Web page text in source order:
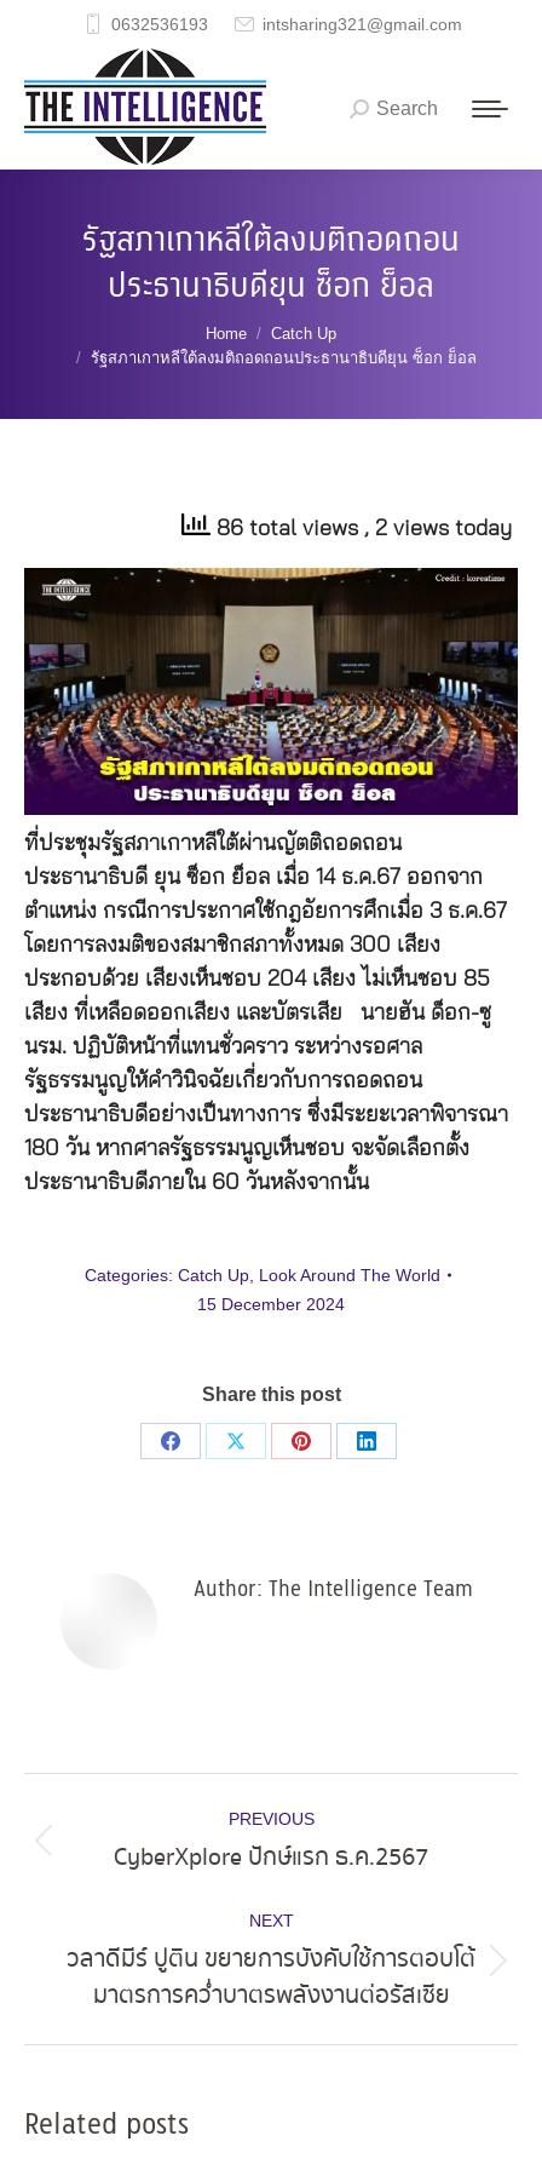
0632536193 intsharing321@gmail.com
Search:
Search
รัฐสภาเกาหลีใต้ลงมติถอดถอน
ประธานาธิบดียุน ซ็อก ย็อล
Home
Catch Up
รัฐสภาเกาหลีใต้ลงมติถอดถอนประธานาธิบดียุน ซ็อก ย็อล
86 total views , 2 views today
ที่ประชุมรัฐสภาเกาหลีใต้ผ่านญัตติถอดถอน
ประธานาธิบดี ยุน ซ็อก ย็อล เมื่อ 14 ธ.ค.67 ออกจาก
ตำแหน่ง กรณีการประกาศใช้กฎอัยการศึกเมื่อ 3 ธ.ค.67
โดยการลงมติของสมาชิกสภาทั้งหมด 300 เสียง
ประกอบด้วย เสียงเห็นชอบ 204 เสียง ไม่เห็นชอบ 85
เสียง ที่เหลือดออกเสียง และบัตรเสีย นายฮัน ด็อก-ซู
นรม. ปฏิบัติหน้าที่แทนชั่วคราว ระหว่างรอศาล
รัฐธรรมนูญให้คำวินิจฉัยเกี่ยวกับการถอดถอน
ประธานาธิบดีอย่างเป็นทางการ ซึ่งมีระยะเวลาพิจารณา
180 วัน หากศาลรัฐธรรมนูญเห็นชอบ จะจัดเลือกตั้ง
ประธานาธิบดีภายใน 60 วันหลังจากนั้น
Categories: Catch Up, Look Around The World
15 December 2024
Share this post
Share
Share
Share
Share
Author: The Intelligence Team
navigation
PREVIOUS
Previous
CyberXplore ปักษ์แรก ธ.ค.2567
NEXT
post:
วลาดีมีร์ ปูติน ขยายการบังคับใช้การตอบโต้
มาตรการคว่ำบาตรพลังงานต่อรัสเซีย
Related posts